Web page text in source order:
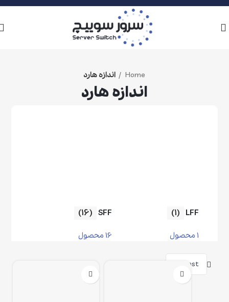
Home اندازه هارد
اندازه هارد
LFF
(1)
1 محصول
SFF
(16)
16 محصول
فیلترها